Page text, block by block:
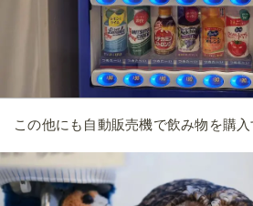
この他にも自動販売機で飲み物を購入